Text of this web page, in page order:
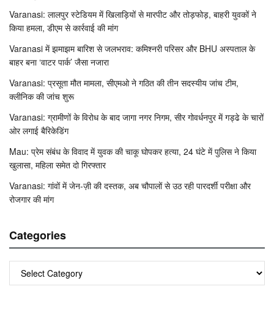
Varanasi: लालपुर स्टेडियम में खिलाड़ियों से मारपीट और तोड़फोड़, बाहरी युवकों ने
किया हमला, डीएम से कार्रवाई की मांग
Varanasi में झमाझम बारिश से जलभराव: कमिश्नरी परिसर और BHU अस्पताल के
बाहर बना ‘वाटर पार्क’ जैसा नजारा
Varanasi: प्रसूता मौत मामला, सीएमओ ने गठित की तीन सदस्यीय जांच टीम,
क्लीनिक की जांच शुरू
Varanasi: ग्रामीणों के विरोध के बाद जागा नगर निगम, सीर गोवर्धनपुर में गड्ढे के चारों
ओर लगाई बैरिकेडिंग
Mau: प्रेम संबंध के विवाद में युवक की चाकू घोपकर हत्या, 24 घंटे में पुलिस ने किया
खुलासा, महिला समेत दो गिरफ्तार
Varanasi: गांवों में जेन-ज़ी की दस्तक, अब चौपालों से उठ रही पारदर्शी परीक्षा और
रोजगार की मांग
Categories